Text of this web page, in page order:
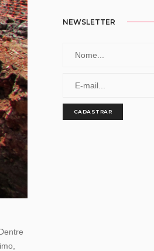
NEWSLETTER
CADASTRAR